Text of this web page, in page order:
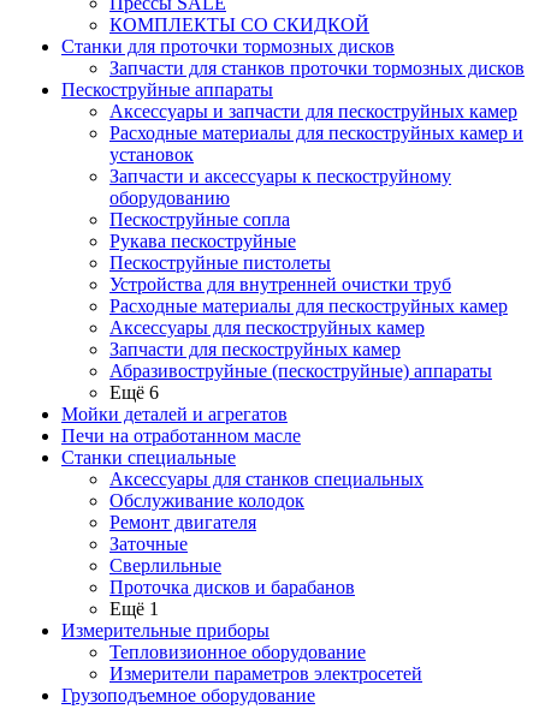
КОМПЛЕКТЫ СО СКИДКОЙ
Станки для проточки тормозных дисков
Запчасти для станков проточки тормозных дисков
Пескоструйные аппараты
Аксессуары и запчасти для пескоструйных камер
Расходные материалы для пескоструйных камер и
установок
Запчасти и аксессуары к пескоструйному
оборудованию
Пескоструйные сопла
Рукава пескоструйные
Пескоструйные пистолеты
Устройства для внутренней очистки труб
Расходные материалы для пескоструйных камер
Аксессуары для пескоструйных камер
Запчасти для пескоструйных камер
Абразивоструйные (пескоструйные) аппараты
Ещё 6
Мойки деталей и агрегатов
Печи на отработанном масле
Станки специальные
Аксессуары для станков специальных
Обслуживание колодок
Ремонт двигателя
Заточные
Сверлильные
Проточка дисков и барабанов
Ещё 1
Измерительные приборы
Тепловизионное оборудование
Измерители параметров электросетей
Грузоподъемное оборудование